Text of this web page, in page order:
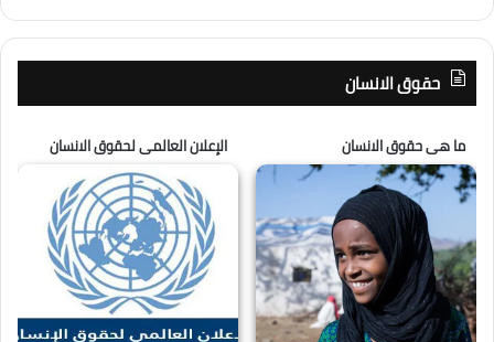
حقوق الانسان
ما هى حقوق الانسان الإعلان العالمى لحقوق الانسان